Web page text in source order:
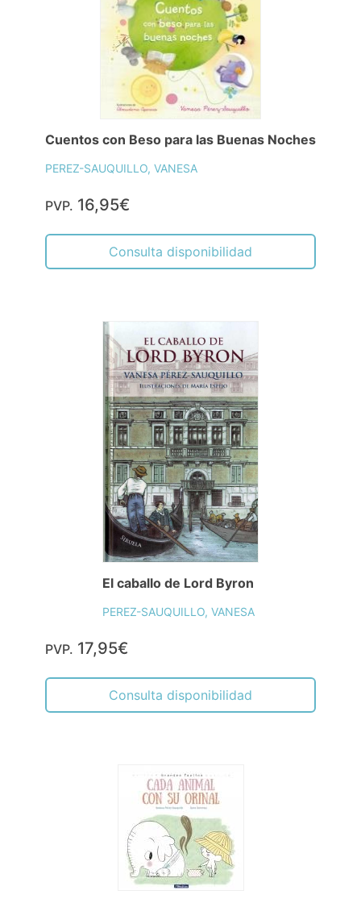
Cuentos con Beso para las Buenas Noches
PEREZ-SAUQUILLO, VANESA
PVP. 16,95€
Consulta disponibilidad
El caballo de Lord Byron
PEREZ-SAUQUILLO, VANESA
PVP. 17,95€
Consulta disponibilidad